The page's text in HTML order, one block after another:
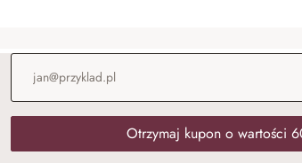
Adres e-mail*
Otrzymaj kupon o wartości